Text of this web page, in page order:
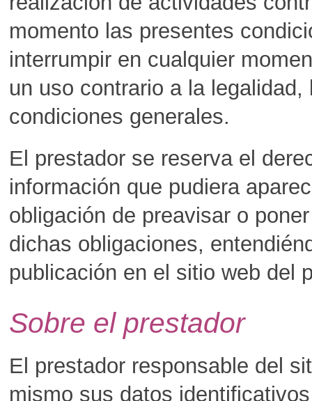
momento las presentes
interrumpir en cualquier
un uso contrario a la
condiciones generales.
El prestador se reserva el
información que pudiera
obligación de preavisar o
dichas obligaciones,
publicación en el sitio web del
Sobre el prestador
El prestador responsable del
mismo sus datos